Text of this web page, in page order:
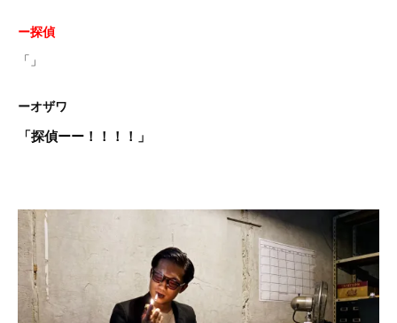
ー探偵
「」
ーオザワ
「探偵ーー！！！！」